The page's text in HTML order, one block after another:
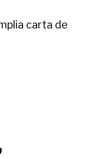
carta de